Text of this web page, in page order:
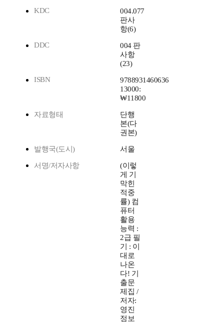
KDC
004.077
판사
항(6)
DDC
004 판
사항
(23)
ISBN
9788931460636
13000:
₩11800
자료형태
단행
본(다
권본)
발행국(도시) 서울
서명/저자사항
(이렇
게 기
막힌
적중
률) 컴
퓨터
활용
능력 :
2급 필
기 : 이
대로
나온
다! 기
출문
제집 /
저자:
영진
정보